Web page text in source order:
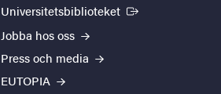
Universitetsbiblioteket (Extern länk)
Jobba hos oss
Press och media
EUTOPIA